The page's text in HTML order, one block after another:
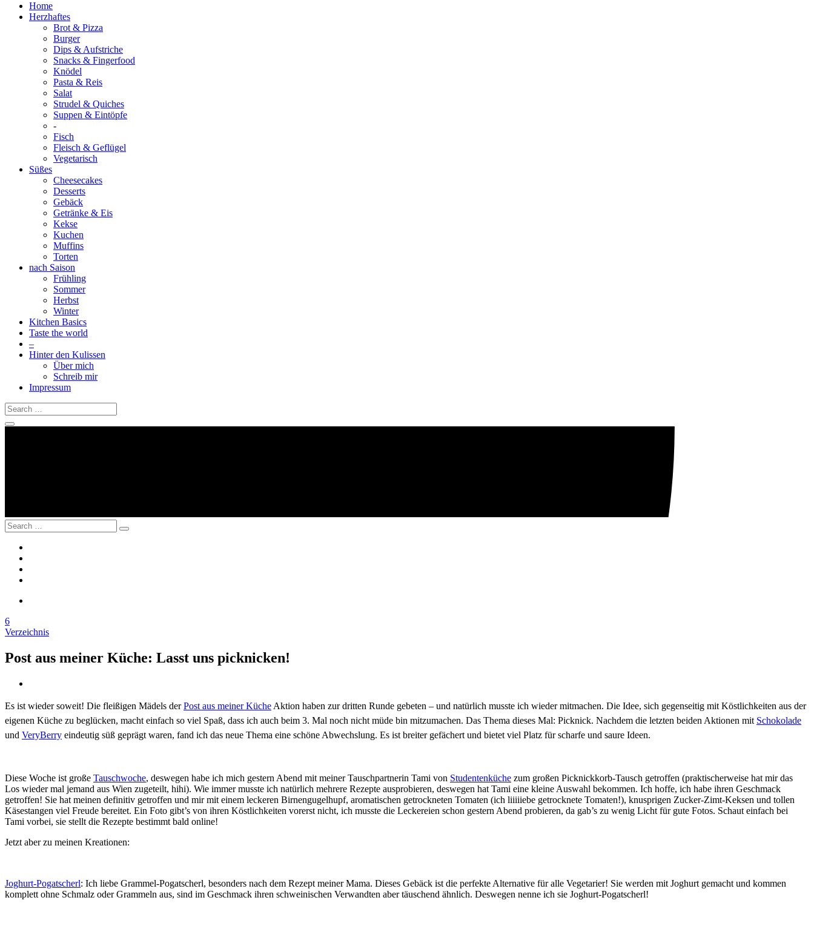
Home
Herzhaftes
Brot & Pizza
Burger
Dips & Aufstriche
Snacks & Fingerfood
Knödel
Pasta & Reis
Salat
Strudel & Quiches
Suppen & Eintöpfe
-
Fisch
Fleisch & Geflügel
Vegetarisch
Süßes
Cheesecakes
Desserts
Gebäck
Getränke & Eis
Kekse
Kuchen
Muffins
Torten
nach Saison
Frühling
Sommer
Herbst
Winter
Kitchen Basics
Taste the world
–
Hinter den Kulissen
Über mich
Schreib mir
Impressum
6
Verzeichnis
Post aus meiner Küche: Lasst uns picknicken!
Es ist wieder soweit! Die fleißigen Mädels derPost aus meiner Küche Aktion haben zur dritten Runde gebeten – und natürlich musste ich wieder mitmachen. Die Idee, sich gegenseitig mit Köstlichkeiten aus der
eigenen Küche zu beglücken, macht einfach so viel Spaß, dass ich auch beim 3. Mal noch nicht müde bin mitzumachen. Das Thema dieses Mal: Picknick. Nachdem die letzten beiden Aktionen mit Schokolade
und VeryBerry eindeutig süß geprägt waren, fand ich das neue Thema eine schöne Abwechslung. Es ist breiter gefächert und bietet viel Platz für scharfe und saure Ideen.
Diese Woche ist große Tauschwoche, deswegen habe ich mich gestern Abend mit meiner Tauschpartnerin Tami von Studentenküche zum großen Picknickkorb-Tausch getroffen (praktischerweise hat mir das
Los wieder mal jemand aus Wien zugeteilt, hihi). Wie immer musste ich natürlich mehrere Rezepte ausprobieren, deswegen hat Tami eine kleine Auswahl bekommen. Ich hoffe, ich habe ihren Geschmack
getroffen! Sie hat meinen definitiv getroffen und mir mit einem leckeren Birnengugelhupf, aromatischen getrockneten Tomaten (ich liiiiiebe getrocknete Tomaten!), knusprigen Zucker-Zimt-Keksen und tollen
Käsestangen viel Freude bereitet. Ein Foto gibt’s von ihren Köstlichkeiten vorerst nicht, ich musste die Leckereien schon gestern Abend probieren, da gab’s zu wenig Licht für gute Fotos. Schaut einfach bei
Tami vorbei, sie stellt die Rezepte bestimmt bald online!
Jetzt aber zu meinen Kreationen:
Joghurt-Pogatscherl: Ich liebe Grammel-Pogatscherl, besonders nach dem Rezept meiner Mama. Dieses Gebäck ist die perfekte Alternative für alle Vegetarier! Sie werden mit Joghurt gemacht und kommen
komplett ohne Schmalz oder Grammeln aus, sind im Geschmack ihren schweinischen Verwandten aber täuschend ähnlich. Deswegen nenne ich sie Joghurt-Pogatscherl!